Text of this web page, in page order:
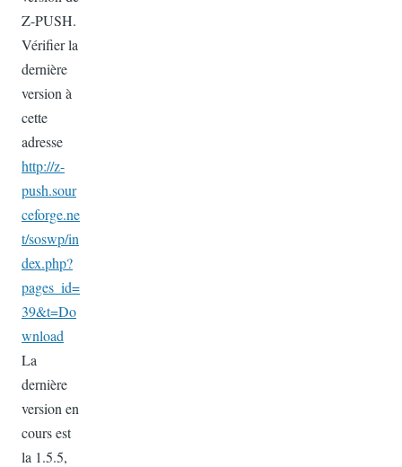
Z-PUSH.
Vérifier la
dernière
version à
cette
adresse
http://z-
push.sour
ceforge.ne
t/soswp/in
dex.php?
pages_id=
39&t=Do
wnload
La
dernière
version en
cours est
la 1.5.5,